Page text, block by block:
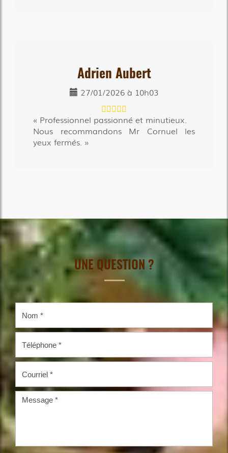
Adrien Aubert
27/01/2026 à 10h03
Professionnel passionné et minutieux.
Nous recommandons Mr Cornuel les
yeux fermés.
UNE QUESTION ?